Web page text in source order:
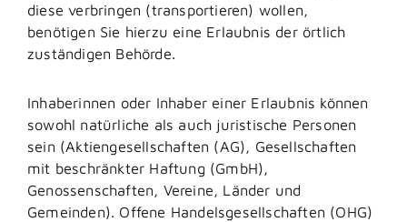
diese verbringen (transportieren) wollen,
benötigen Sie hierzu eine Erlaubnis der örtlich
zuständigen Behörde.
Inhaberinnen oder Inhaber einer Erlaubnis können
sowohl natürliche als auch juristische Personen
sein (Aktiengesellschaften (AG), Gesellschaften
mit beschränkter Haftung (GmbH),
Genossenschaften, Vereine, Länder und
Gemeinden). Offene Handelsgesellschaften (OHG)